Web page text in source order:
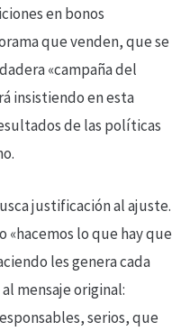
en bonos
que venden, que se
«campaña del
insistiendo en esta
de las políticas
justificación al ajuste.
«hacemos lo que hay que
les genera cada
mensaje original:
serios, que